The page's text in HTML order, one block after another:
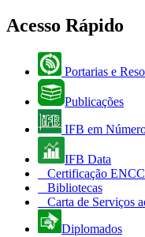
Acesso Rápido
Portarias e
Publicações
IFB em
IFB Data
Certificação
Bibliotecas
Carta de Serviços
Diplomados